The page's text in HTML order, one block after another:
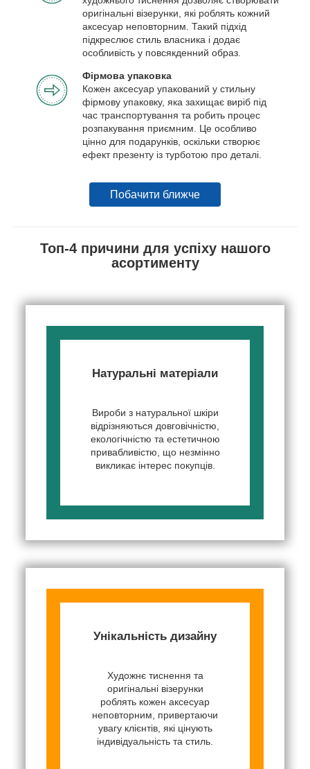
оригінальні візерунки, які роблять кожний
аксесуар неповторним. Такий підхід
підкреслює стиль власника і додає
особливість у повсякденний образ.
Фірмова упаковка
Кожен аксесуар упакований у стильну
фірмову упаковку, яка захищає виріб під
час транспортування та робить процес
розпакування приємним. Це особливо
цінно для подарунків, оскільки створює
ефект презенту із турботою про деталі.
Побачити ближче
Топ-4 причини для успіху нашого
асортименту
Натуральні матеріали
Вироби з натуральної шкіри
відрізняються довговічністю,
екологічністю та естетичною
привабливістю, що незмінно
викликає інтерес покупців.
Унікальність дизайну
Художнє тиснення та
оригінальні візерунки
роблять кожен аксесуар
неповторним, привертаючи
увагу клієнтів, які цінують
індивідуальність та стиль.